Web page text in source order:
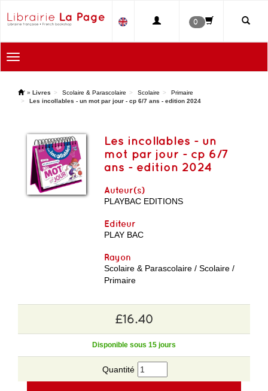
0
Toggle
navigation
' » Livres Scolaire & Parascolaire Scolaire
Primaire
Les incollables - un mot par jour - cp 6/7 ans - edition 2024
Les incollables - un
mot par jour - cp 6/7
ans - edition 2024
Auteur(s)
PLAYBAC EDITIONS
Editeur
PLAY BAC
Rayon
Scolaire & Parascolaire / Scolaire /
Primaire
£16.40
Disponible sous 15 jours
Quantité